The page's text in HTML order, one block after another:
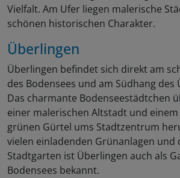
Vielfalt. Am Ufer liegen malerische
schönen historischen Charakter.
Überlingen
Überlingen befindet sich direkt am
des Bodensees und am Südhang des
Das charmante Bodenseestädtchen
einer malerischen Altstadt und
grünen Gürtel ums Stadtzentrum
vielen einladenden Grünanlagen und
Stadtgarten ist Überlingen auch als
Bodensees bekannt.